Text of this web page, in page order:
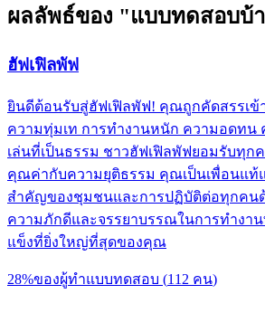
ผลลัพธ์ของ "แบบทดสอบบ้
ฮัฟเฟิลพัฟ
ยินดีต้อนรับสู่ฮัฟเฟิลพัฟ! คุณถูกคัดสรรเข้
ความทุ่มเท การทำงานหนัก ความอดทน
เล่นที่เป็นธรรม ชาวฮัฟเฟิลพัฟยอมรับทุก
คุณค่ากับความยุติธรรม คุณเป็นเพื่อนแท้
สำคัญของชุมชนและการปฏิบัติต่อทุกคน
ความภักดีและจรรยาบรรณในการทำงา
แข็งที่ยิ่งใหญ่ที่สุดของคุณ
28%ของผู้ทำแบบทดสอบ (112 คน)